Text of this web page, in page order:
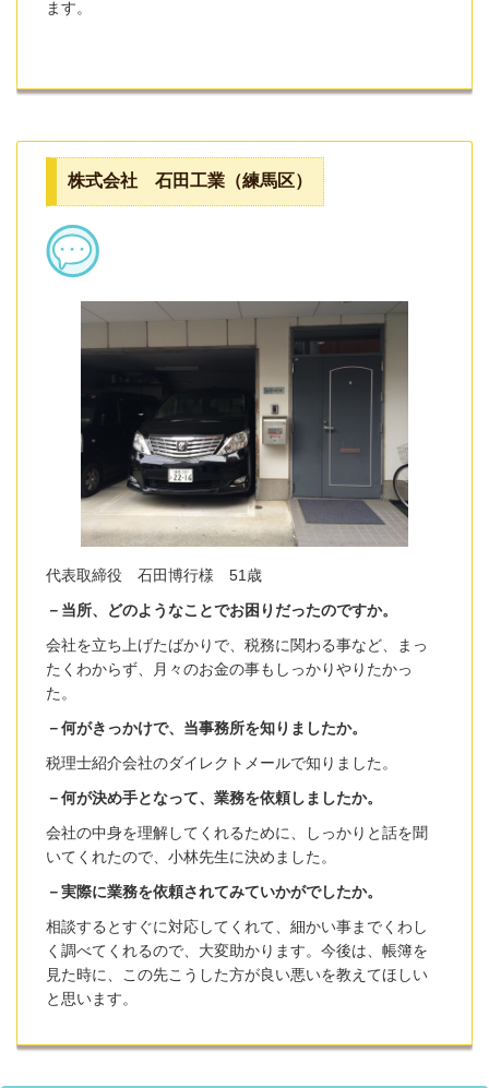
ます。
株式会社 石田工業（練馬区）
代表取締役 石田博行様 51歳
－当所、どのようなことでお困りだったのですか。
会社を立ち上げたばかりで、税務に関わる事など、まっ
たくわからず、月々のお金の事もしっかりやりたかっ
た。
－何がきっかけで、当事務所を知りましたか。
税理士紹介会社のダイレクトメールで知りました。
－何が決め手となって、業務を依頼しましたか。
会社の中身を理解してくれるために、しっかりと話を聞
いてくれたので、小林先生に決めました。
－実際に業務を依頼されてみていかがでしたか。
相談するとすぐに対応してくれて、細かい事までくわし
く調べてくれるので、大変助かります。今後は、帳簿を
見た時に、この先こうした方が良い悪いを教えてほしい
と思います。